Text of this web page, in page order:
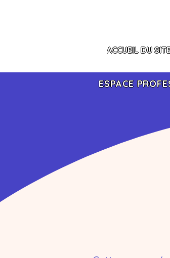
ACCUEIL DU
ESPACE